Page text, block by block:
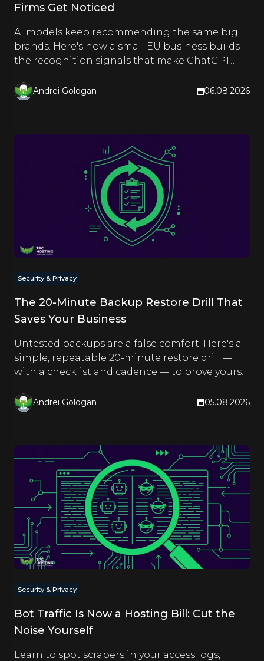
Firms Get Noticed
AI models keep recommending the same big
brands. Here's how a small EU business builds
the recognition signals that make ChatGPT
Andrei Gologan 06.08.2026
Security & Privacy
The 20-Minute Backup Restore Drill That
Saves Your Business
Untested backups are a false comfort. Here's a
simple, repeatable 20-minute restore drill —
with a checklist and cadence — to prove yours
Andrei Gologan 05.08.2026
Security & Privacy
Bot Traffic Is Now a Hosting Bill: Cut the
Noise Yourself
Learn to spot scrapers in your access logs,